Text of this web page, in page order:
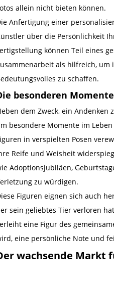
allein nicht bieten können.
Anfertigung einer
über die Persönlichkeit
können Teil eines
als hilfreich, um
zu schaffen.
besonderen
dem Zweck, ein
besondere Momente im
in verspielten Posen
Reife und Weisheit
Adoptionsjubiläen,
zu würdigen.
Figuren eignen sich auch
sein geliebtes Tier verloren
eine Figur des
eine persönliche Note und
wachsende Markt